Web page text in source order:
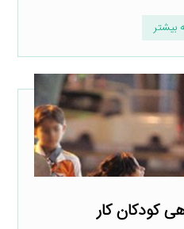
بیشتر
کودکان کار